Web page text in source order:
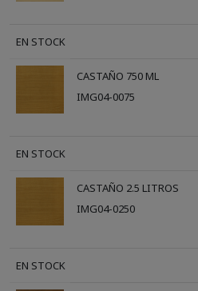
EN STOCK
CASTAÑO 750 ML
IMG04-0075
EN STOCK
CASTAÑO 2.5 LITROS
IMG04-0250
EN STOCK